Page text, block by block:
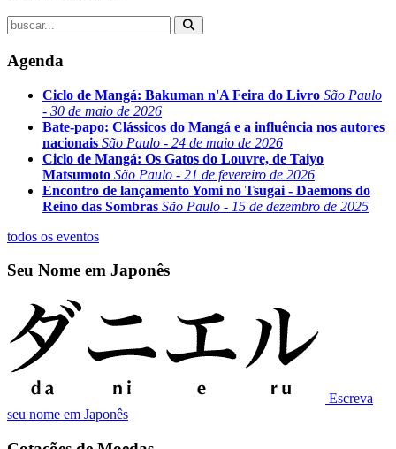
Agenda
Ciclo de Mangá: Bakuman n'A Feira do Livro São Paulo
- 30 de maio de 2026
Bate-papo: Clássicos do Mangá e a influência nos autores
nacionais São Paulo - 24 de maio de 2026
Ciclo de Mangá: Os Gatos do Louvre, de Taiyo
Matsumoto São Paulo - 21 de fevereiro de 2026
Encontro de lançamento Yomi no Tsugai - Daemons do
Reino das Sombras São Paulo - 15 de dezembro de 2025
todos os eventos
Seu Nome em Japonês
Escreva
seu nome em Japonês